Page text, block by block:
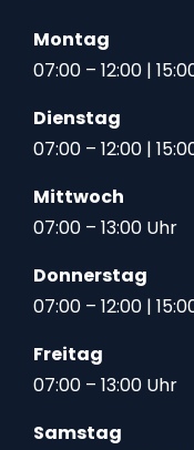
Montag
07:00 – 12:00 |
Dienstag
07:00 – 12:00 |
Mittwoch
07:00 – 13:00 Uhr
Donnerstag
07:00 – 12:00 |
Freitag
07:00 – 13:00 Uhr
Samstag